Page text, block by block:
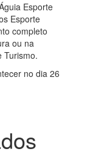
Esporte
Esporte
completo
ou na
Turismo.
no dia 26